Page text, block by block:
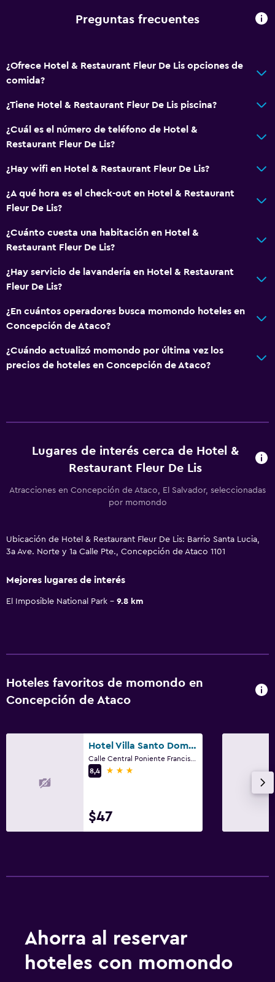
Preguntas frecuentes
¿Ofrece Hotel & Restaurant Fleur De Lis opciones de
comida?
¿Tiene Hotel & Restaurant Fleur De Lis piscina?
¿Cuál es el número de teléfono de Hotel &
Restaurant Fleur De Lis?
¿Hay wifi en Hotel & Restaurant Fleur De Lis?
¿A qué hora es el check-out en Hotel & Restaurant
Fleur De Lis?
¿Cuánto cuesta una habitación en Hotel &
Restaurant Fleur De Lis?
¿Hay servicio de lavandería en Hotel & Restaurant
Fleur De Lis?
¿En cuántos operadores busca momondo hoteles en
Concepción de Ataco?
¿Cuándo actualizó momondo por última vez los
precios de hoteles en Concepción de Ataco?
Lugares de interés cerca de Hotel &
Restaurant Fleur De Lis
Atracciones en Concepción de Ataco, El Salvador, seleccionadas
por momondo
Ubicación de Hotel & Restaurant Fleur De Lis: Barrio Santa Lucia,
3a Ave. Norte y 1a Calle Pte., Concepción de Ataco 1101
Mejores lugares de interés
El Imposible National Park 9.8 km
Hoteles favoritos de momondo en
Concepción de Ataco
Hotel Villa Santo Domingo
8,4
3 estrellas
$47
Ahorra al reservar
hoteles con momondo